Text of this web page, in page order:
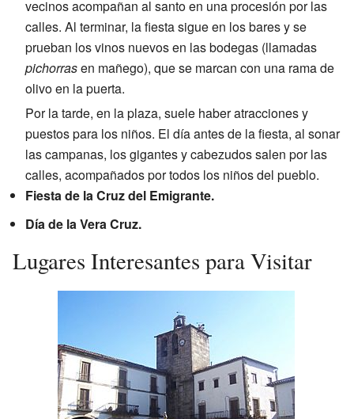
vecinos acompañan al santo en una procesión por las
calles. Al terminar, la fiesta sigue en los bares y se
prueban los vinos nuevos en las bodegas (llamadas
pichorrasen mañego), que se marcan con una rama de
olivo en la puerta.
Por la tarde, en la plaza, suele haber atracciones y
puestos para los niños. El día antes de la fiesta, al sonar
las campanas, los gigantes y cabezudos salen por las
calles, acompañados por todos los niños del pueblo.
Fiesta de la Cruz del Emigrante.
Día de la Vera Cruz.
Lugares Interesantes para Visitar